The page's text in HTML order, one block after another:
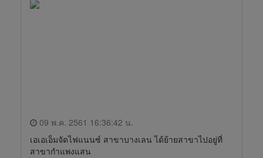
09 พ.ค. 2561 16:36:42 น.
เอเอเอ็มจัดไฟแนนซ์ สาขาบางเลน ได้ย้ายสาขาไปอยู่ที่
สาขากำแพงแสน